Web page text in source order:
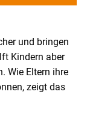
und bringen
Kindern aber
Wie Eltern ihre
zeigt das